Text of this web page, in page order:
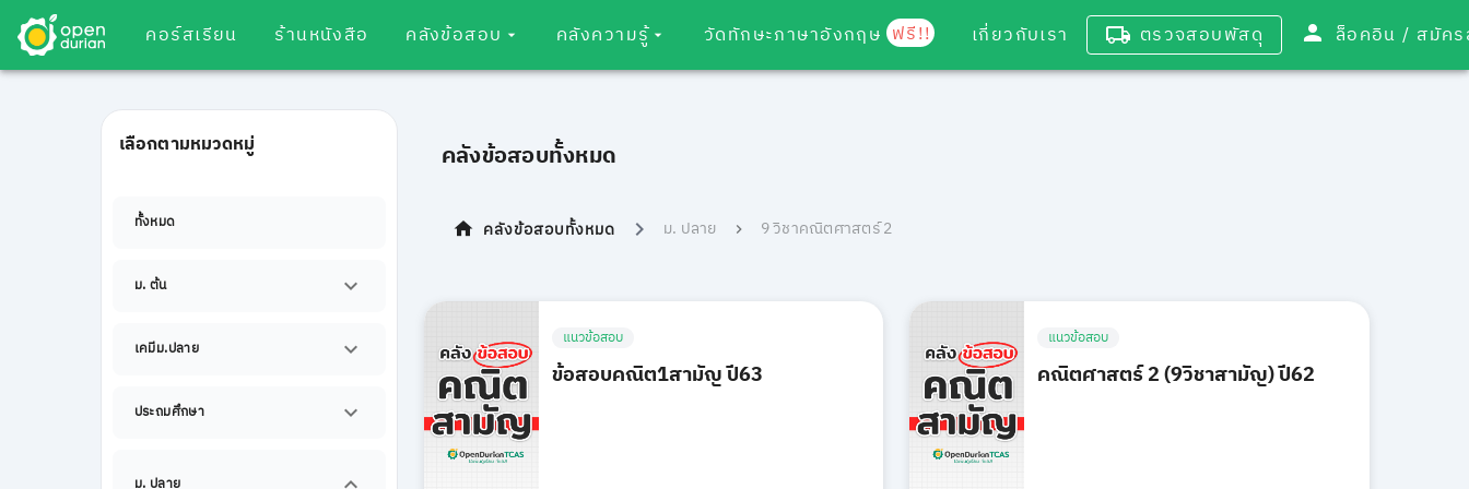
คอร์สเรียน ร้านหนังสือ คลังข้อสอบ คลังความรู้ วัดทักษะภาษาอังกฤษ ฟรี!! เกี่ยวกับเรา ตรวจสอบพัสดุ ล็อคอิน /
เลือกตามหมวดหมู่
ทั้งหมด
ม. ต้น
เคมีม.ปลาย
ประถมศึกษา
ม. ปลาย
คลังข้อสอบทั้งหมด
คลังข้อสอบทั้งหมด ม. ปลาย 9 วิชาคณิตศาสตร์ 2
แนวข้อสอบ
ข้อสอบคณิต1สามัญ ปี63
แนวข้อสอบ
คณิตศาสตร์ 2 (9วิชาสามัญ) ปี62